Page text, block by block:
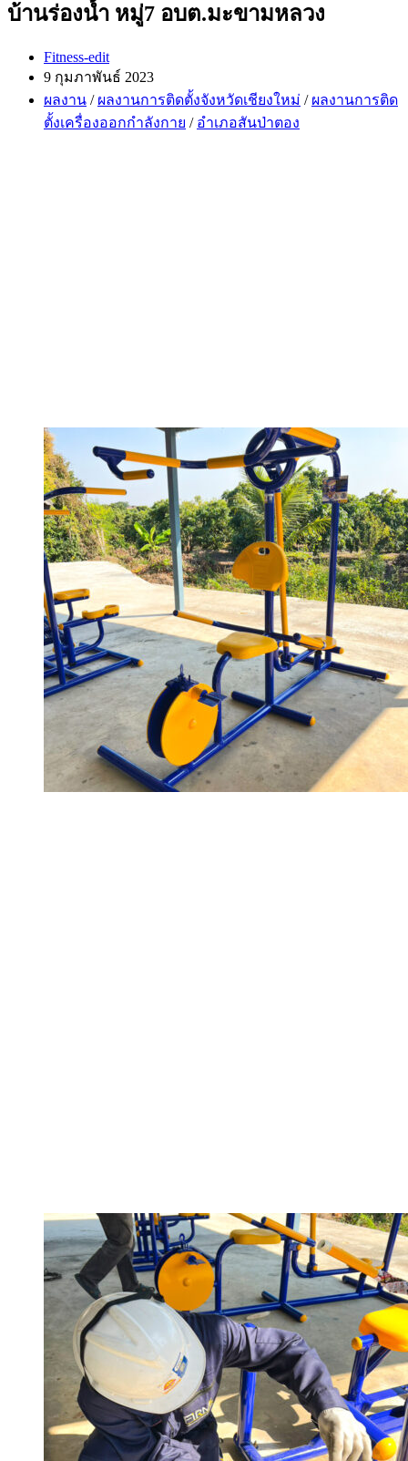
บ้านร่องน้ำ หมู่7 อบต.มะขามหลวง
Post
author:
Fitness-edit
Post
published:
9 กุมภาพันธ์ 2023
Post
category:
ผลงาน / ผลงานการติดตั้งจังหวัดเชียงใหม่ / ผลงานการติด
ตั้งเครื่องออกกำลังกาย / อำเภอสันป่าตอง